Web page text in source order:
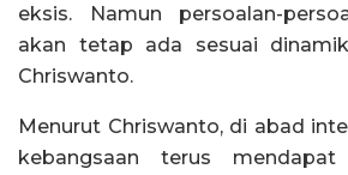
eksis. Namun persoalan-
akan tetap ada sesuai
Chriswanto.
Menurut Chriswanto, di abad
kebangsaan terus